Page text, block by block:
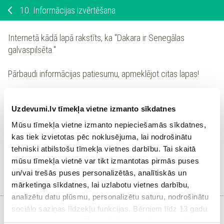
Uzdevumi.lv tīmekļa vietne izmanto sīkdatnes
Mūsu tīmekļa vietne izmanto nepieciešamās sīkdatnes,
kas tiek izvietotas pēc noklusējuma, lai nodrošinātu
tehniski atbilstošu tīmekļa vietnes darbību. Tai skaitā
mūsu tīmekļa vietnē var tikt izmantotas pirmās puses
un/vai trešās puses personalizētās, analītiskās un
mārketinga sīkdatnes, lai uzlabotu vietnes darbību,
analizētu datu plūsmu, personalizētu saturu, nodrošinātu
sociālo saziņas līdzekļu funkcijas. Bērniem līdz 13 gadu
vecumam pirms izvēles veikšanas ir jāprasa vecāka vai
10. Informācijas izvērtēšana
Internetā kādā lapā rakstīts, ka "Dakara ir Senegālas
galvaspilsēta."
Pārbaudi informācijas patiesumu, apmeklējot citas lapas!
Ieiet portālā
vaiReģistrēties